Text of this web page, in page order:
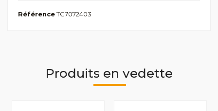
RéférenceTG7072403
Produits en vedette